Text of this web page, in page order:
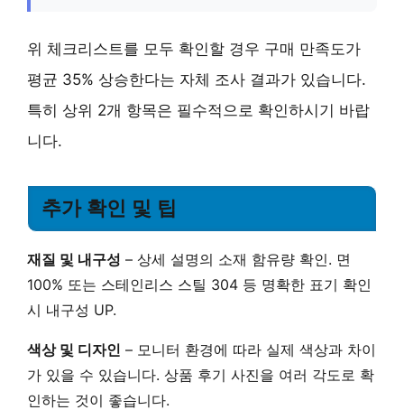
위 체크리스트를 모두 확인할 경우 구매 만족도가
평균 35% 상승한다는 자체 조사 결과가 있습니다.
특히 상위 2개 항목은 필수적으로 확인하시기 바랍
니다.
추가 확인 및 팁
재질 및 내구성 – 상세 설명의 소재 함유량 확인. 면
100% 또는 스테인리스 스틸 304 등 명확한 표기 확인
시 내구성 UP.
색상 및 디자인 – 모니터 환경에 따라 실제 색상과 차이
가 있을 수 있습니다. 상품 후기 사진을 여러 각도로 확
인하는 것이 좋습니다.